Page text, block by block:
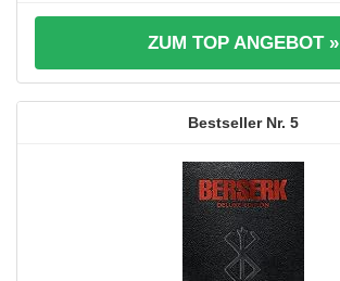
ZUM TOP ANGEBOT »
5